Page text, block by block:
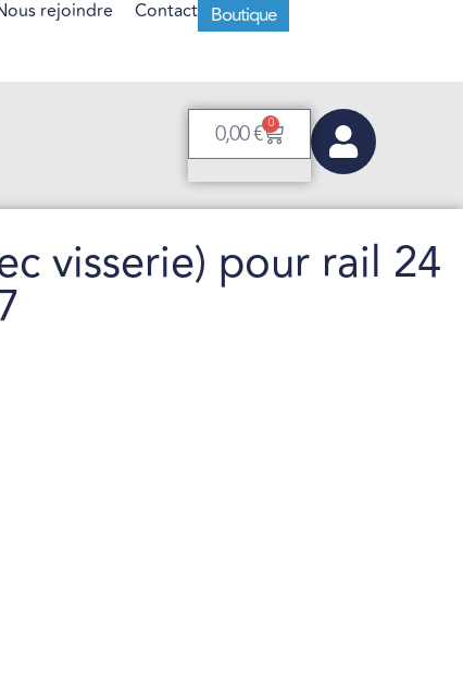
rejoindre Contact Boutique
0,00€ 0
visserie) pour rail 24